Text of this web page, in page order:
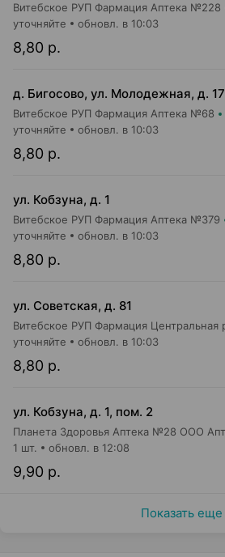
Витебское РУП Фармация Аптека №228
8,80 р.
уточняйте обновл. в 10:03
д. Бигосово, ул. Молодежная, д. 17
Витебское РУП Фармация Аптека №68
8,80 р.
уточняйте обновл. в 10:03
ул. Кобзуна, д. 1
Витебское РУП Фармация Аптека №379
8,80 р.
уточняйте обновл. в 10:03
ул. Советская, д. 81
8,80 р.
уточняйте обновл. в 10:03
ул. Кобзуна, д. 1, пом. 2
9,90 р.
1 шт. обновл. в 12:08
Показать еще